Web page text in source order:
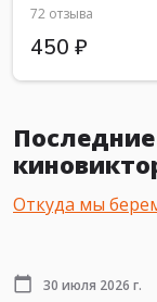
72 отзыва
450 ₽
Откуда мы
30 июля 2026 г.